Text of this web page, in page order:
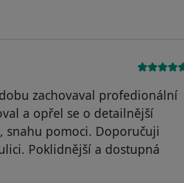
zachovaval profedionální
a opřel se o detailnější
snahu pomoci. Doporučuji
Poklidnější a dostupná